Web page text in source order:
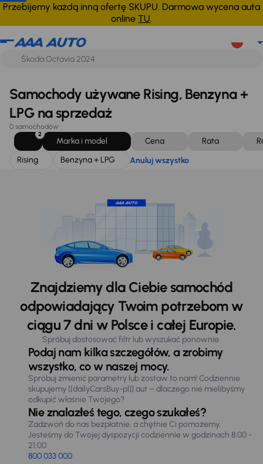
Przebijemy każdą inną ofertę SKUPU. Darmowa wycena auta
online TU.
Rising Benzyna + LPG Anuluj wszystko
Samochody używane Rising, Benzyna +
LPG na sprzedaż
0 samochodów
2
Marka i model Cena Rata
Rising
Benzyna + LPG Anuluj wszystko
Znajdziemy dla Ciebie samochód
odpowiadający Twoim potrzebom w
ciągu 7 dni w Polsce i całej Europie.
Spróbuj dostosować filtr lub wyszukać ponownie.
Podaj nam kilka szczegółów, a zrobimy
wszystko, co w naszej mocy.
Spróbuj zmienić parametry lub zostaw to nam! Codziennie
skupujemy [[dailyCarsBuy-pl]] aut – dlaczego nie mielibyśmy
odkupić właśnie Twojego?
Nie znalazłeś tego, czego szukałeś?
Zadzwoń do nas bezpłatnie, a chętnie Ci pomożemy.
Jesteśmy do Twojej dyspozycji codziennie w godzinach 8:00 -
21:00
800 033 000